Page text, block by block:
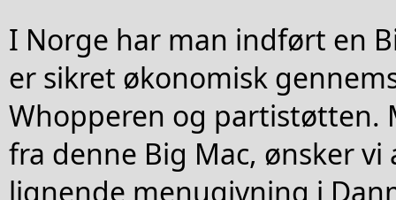
I Norge har man indført en
er sikret økonomisk
Whopperen og partistøtten.
fra denne Big Mac, ønsker
lignende menugivning i